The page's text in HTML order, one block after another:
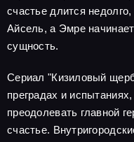
счастье длится
Айсель, а Эмре
сущность.
Сериал "Кизиловый
преградах и
преодолевать главной
счастье.